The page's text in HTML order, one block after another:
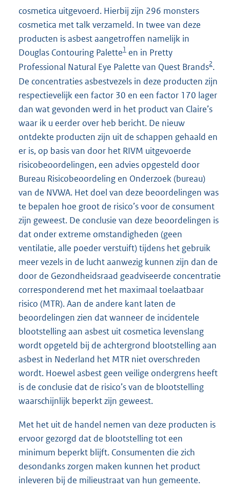
cosmetica uitgevoerd. Hierbij zijn 296 monsters
cosmetica met talk verzameld. In twee van deze
producten is asbest aangetroffen namelijk in
Douglas Contouring Palette1 en in Pretty
Professional Natural Eye Palette van Quest Brands2.
De concentraties asbestvezels in deze producten zijn
respectievelijk een factor 30 en een factor 170 lager
dan wat gevonden werd in het product van Claire’s
waar ik u eerder over heb bericht. De nieuw
ontdekte producten zijn uit de schappen gehaald en
er is, op basis van door het RIVM uitgevoerde
risicobeoordelingen, een advies opgesteld door
Bureau Risicobeoordeling en Onderzoek (bureau)
van de NVWA. Het doel van deze beoordelingen was
te bepalen hoe groot de risico’s voor de consument
zijn geweest. De conclusie van deze beoordelingen is
dat onder extreme omstandigheden (geen
ventilatie, alle poeder verstuift) tijdens het gebruik
meer vezels in de lucht aanwezig kunnen zijn dan de
door de Gezondheidsraad geadviseerde concentratie
corresponderend met het maximaal toelaatbaar
risico (MTR). Aan de andere kant laten de
beoordelingen zien dat wanneer de incidentele
blootstelling aan asbest uit cosmetica levenslang
wordt opgeteld bij de achtergrond blootstelling aan
asbest in Nederland het MTR niet overschreden
wordt. Hoewel asbest geen veilige ondergrens heeft
is de conclusie dat de risico’s van de blootstelling
waarschijnlijk beperkt zijn geweest.
Met het uit de handel nemen van deze producten is
ervoor gezorgd dat de blootstelling tot een
minimum beperkt blijft. Consumenten die zich
desondanks zorgen maken kunnen het product
inleveren bij de milieustraat van hun gemeente.